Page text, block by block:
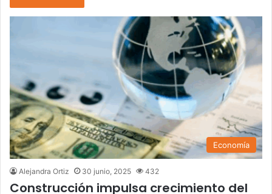
Economía
Alejandra Ortiz 30 junio, 2025 432
Construcción impulsa crecimiento del